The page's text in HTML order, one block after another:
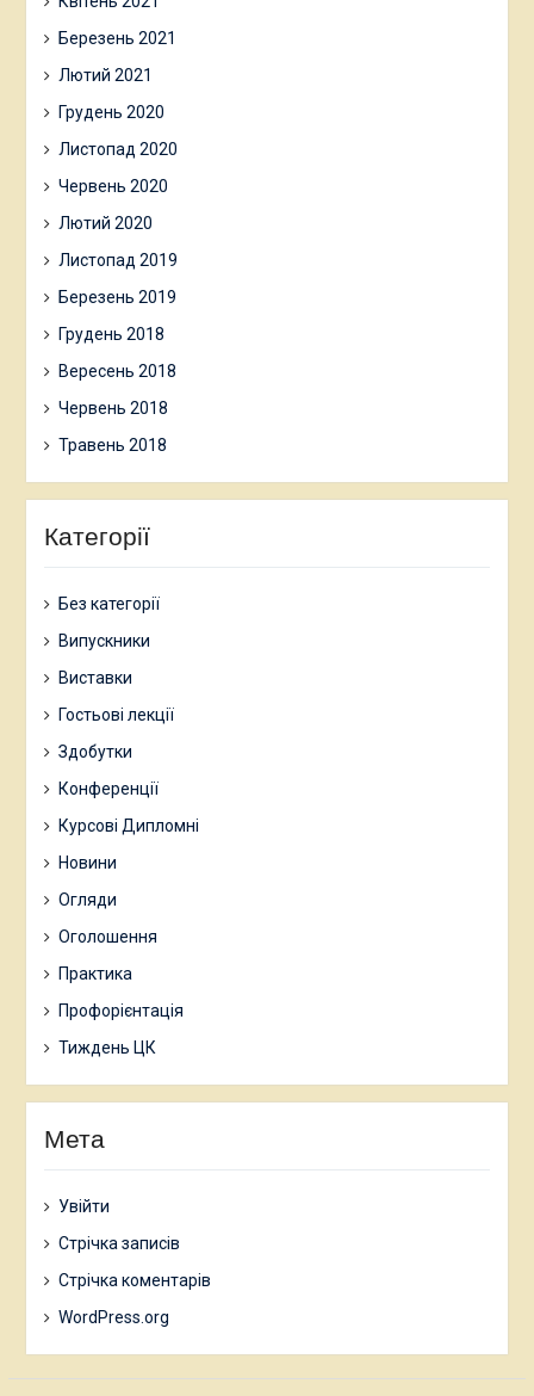
Березень 2021
Лютий 2021
Грудень 2020
Листопад 2020
Червень 2020
Лютий 2020
Листопад 2019
Березень 2019
Грудень 2018
Вересень 2018
Червень 2018
Травень 2018
Категорії
Без категорії
Випускники
Виставки
Гостьові лекції
Здобутки
Конференції
Курсові Дипломні
Новини
Огляди
Оголошення
Практика
Профорієнтація
Тиждень ЦК
Мета
Увійти
Стрічка записів
Стрічка коментарів
WordPress.org